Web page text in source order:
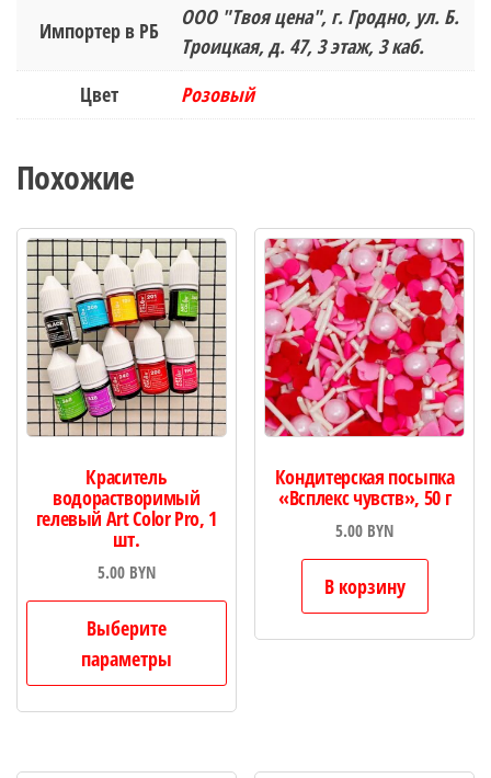
Импортер в РБ
ООО "Твоя цена", г. Гродно, ул. Б.
Троицкая, д. 47, 3 этаж, 3 каб.
Цвет
Розовый
Похожие
Краситель
водорастворимый
гелевый Art Color Pro, 1
шт.
5.00 BYN
Выберите
параметры
Этот
товар
Кондитерская посыпка
«Всплекс чувств», 50 г
5.00 BYN
В корзину